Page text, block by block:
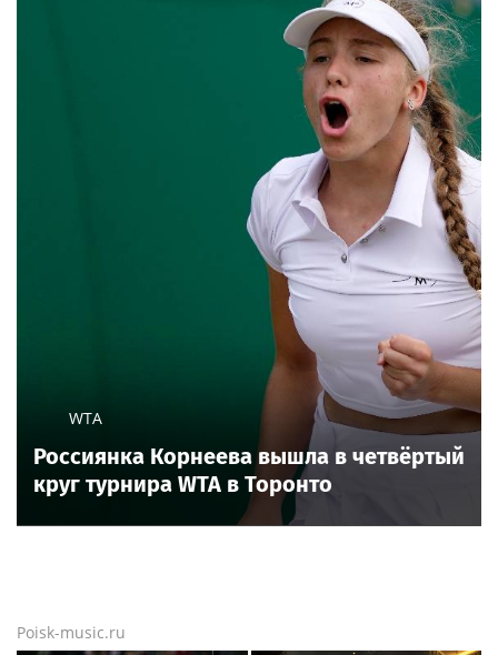
WTA
Россиянка Корнеева вышла в четвёртый
круг турнира WTA в Торонто
Poisk-music.ru